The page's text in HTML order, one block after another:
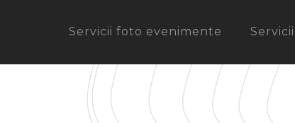
Servicii foto evenimente